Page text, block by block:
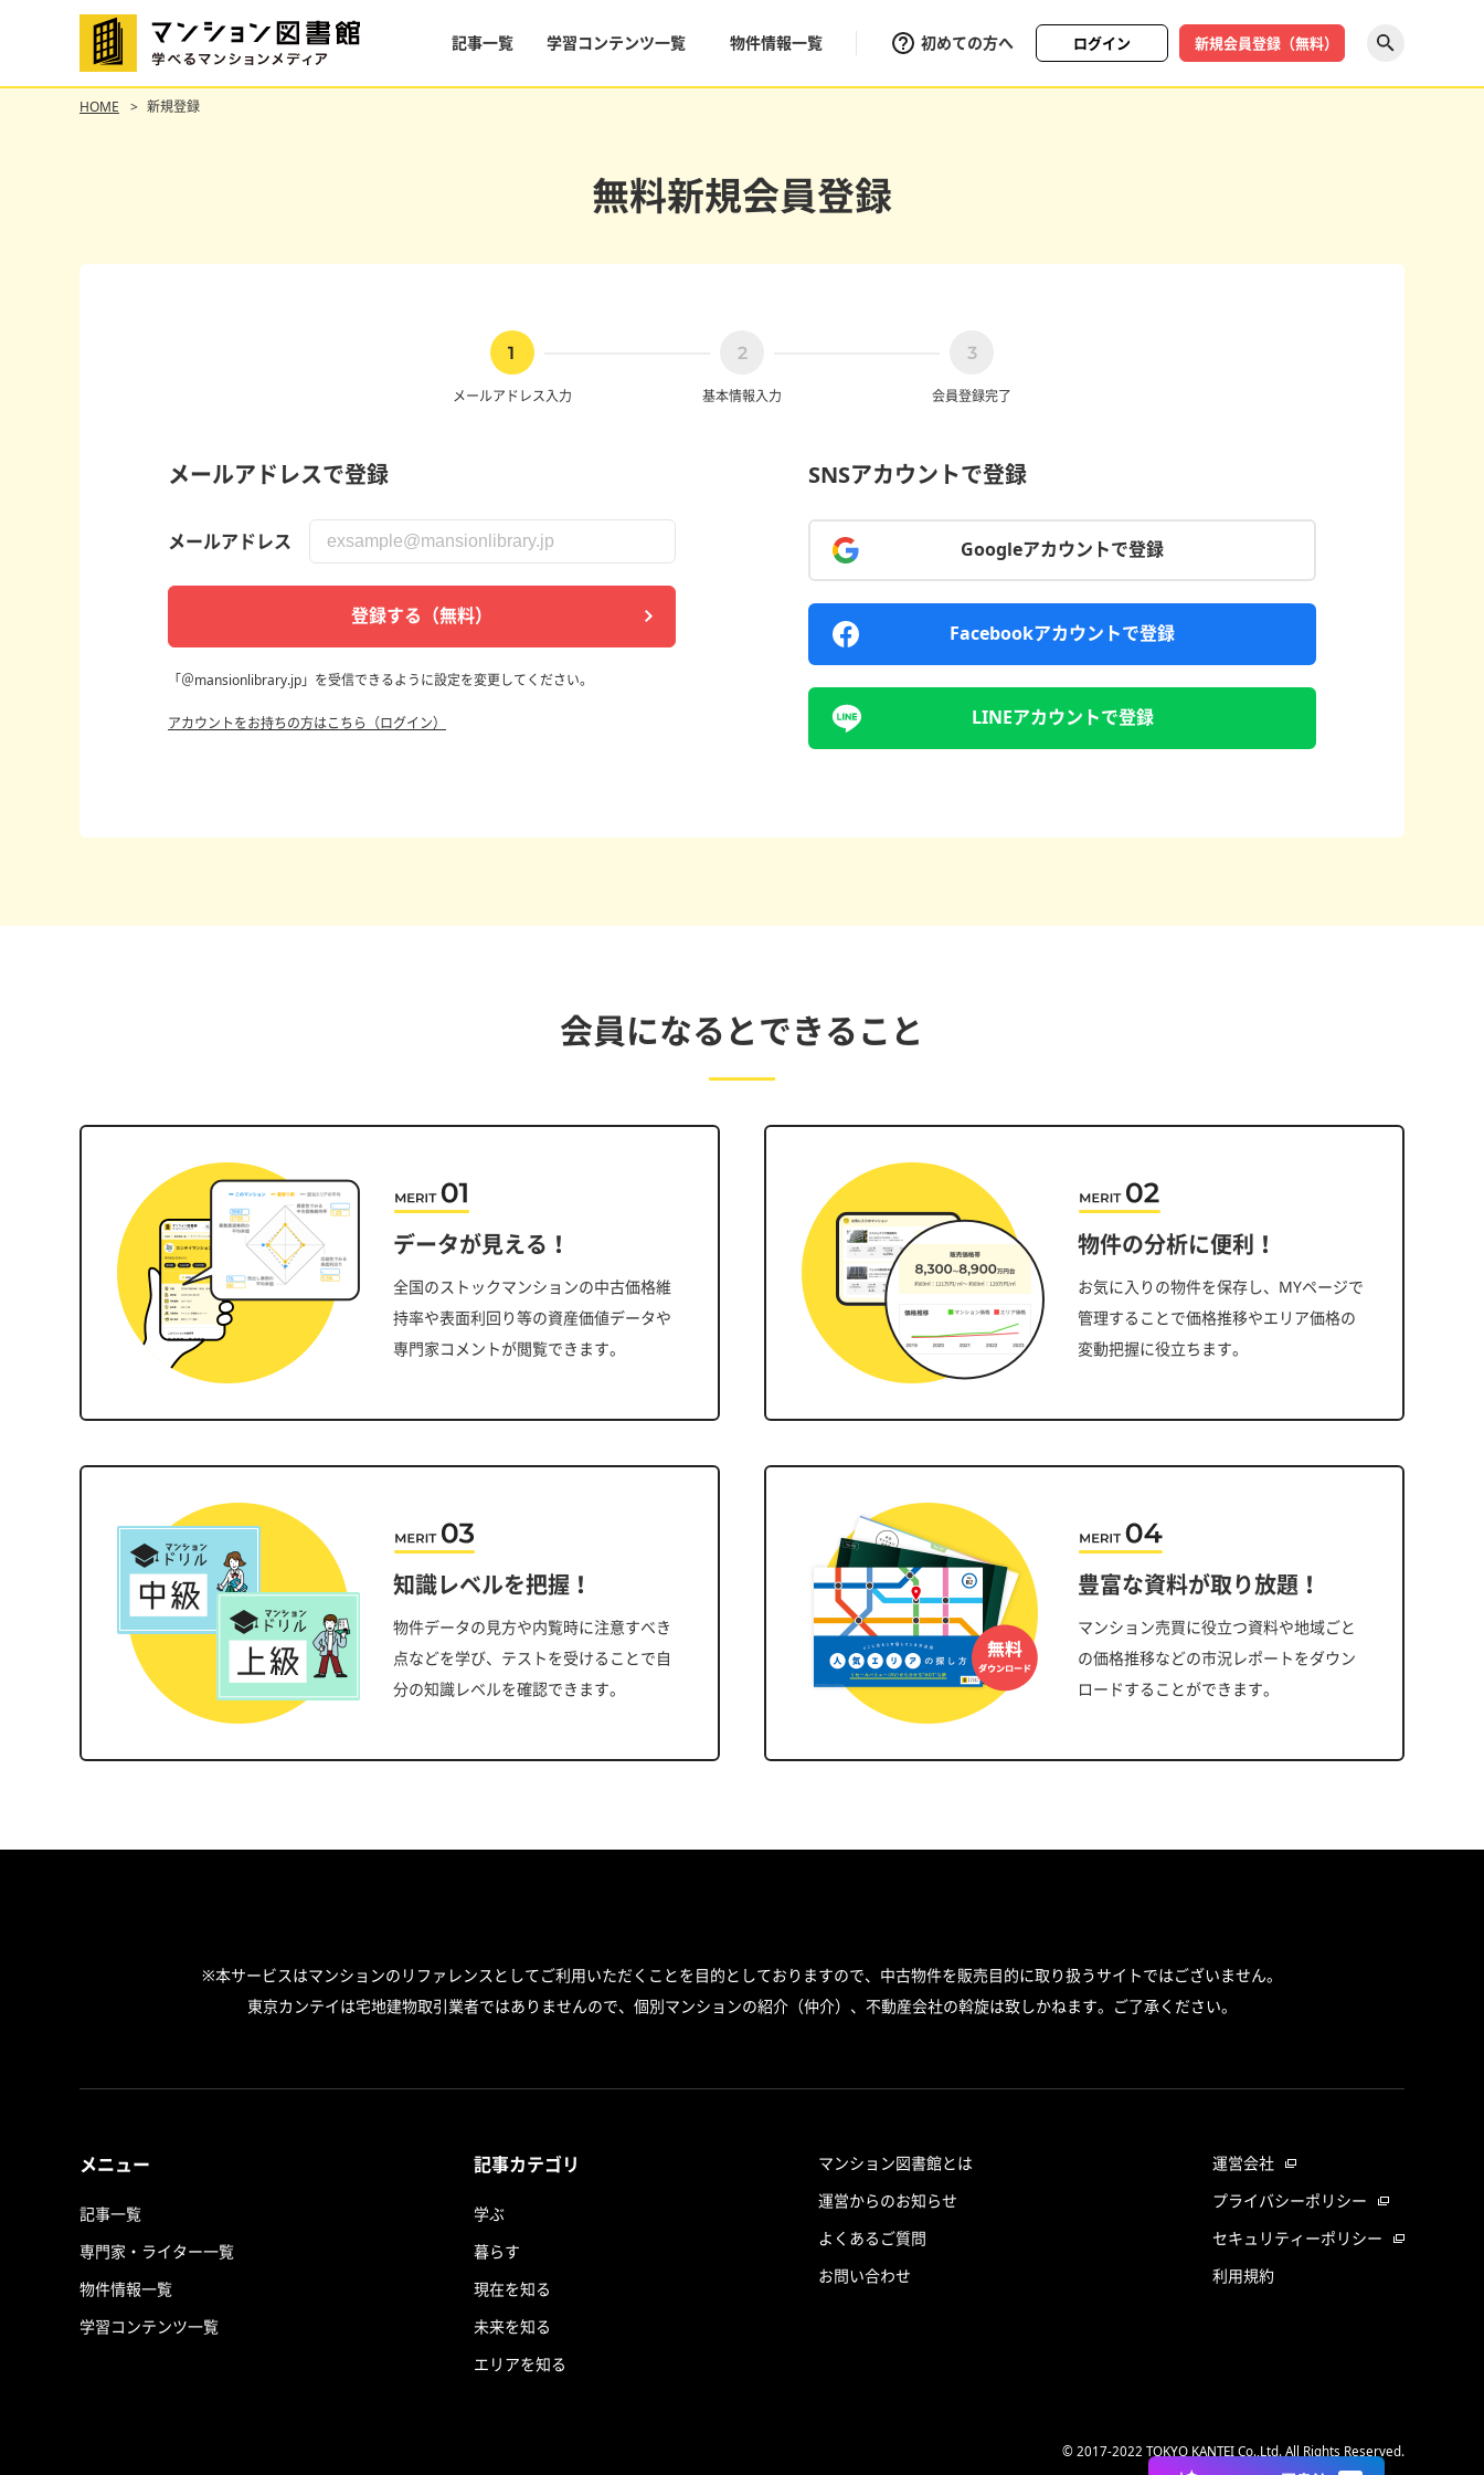
記事一覧 学習コンテンツ一覧 物件情報一覧 初めての方へ ログイン 新規会員登録（無料）
HOME 新規登録
無料新規会員登録
メールアドレス入力 基本情報入力 会員登録完了
メールアドレスで登録
メールアドレス
登録する（無料）
「＠mansionlibrary.jp」を受信できるように設定を変更してください。
アカウントをお持ちの方はこちら（ログイン）
SNSアカウントで登録
Googleアカウントで登録
Facebookアカウントで登録
LINEアカウントで登録
会員になるとできること
データが見える！
全国のストックマンションの中古価格維
持率や表面利回り等の資産価値データや
専門家コメントが閲覧できます。
物件の分析に便利！
お気に入りの物件を保存し、MYページで
管理することで価格推移やエリア価格の
変動把握に役立ちます。
知識レベルを把握！
物件データの見方や内覧時に注意すべき
点などを学び、テストを受けることで自
分の知識レベルを確認できます。
豊富な資料が取り放題！
マンション売買に役立つ資料や地域ごと
の価格推移などの市況レポートをダウン
ロードすることができます。
※本サービスはマンションのリファレンスとしてご利用いただくことを目的としておりますので、中古物件を販売目的に取り扱うサイトではございません。
東京カンテイは宅地建物取引業者ではありませんので、個別マンションの紹介（仲介）、不動産会社の斡旋は致しかねます。ご了承ください。
メニュー
記事一覧
専門家・ライター一覧
物件情報一覧
学習コンテンツ一覧
記事カテゴリ
学ぶ
暮らす
現在を知る
未来を知る
エリアを知る
マンション図書館とは
運営からのお知らせ
よくあるご質問
お問い合わせ
運営会社
プライバシーポリシー
セキュリティーポリシー
利用規約
© 2017-2022 TOKYO KANTEI Co.,Ltd. All Rights Reserved.